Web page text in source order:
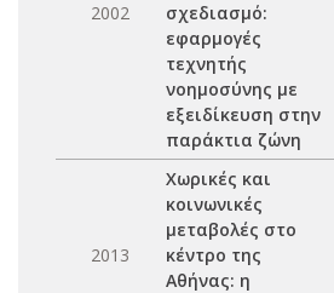
2002
σχεδιασμό:
εφαρμογές
τεχνητής
νοημοσύνης με
εξειδίκευση στην
παράκτια ζώνη
2013
Χωρικές και
κοινωνικές
μεταβολές στο
κέντρο της
Αθήνας: η